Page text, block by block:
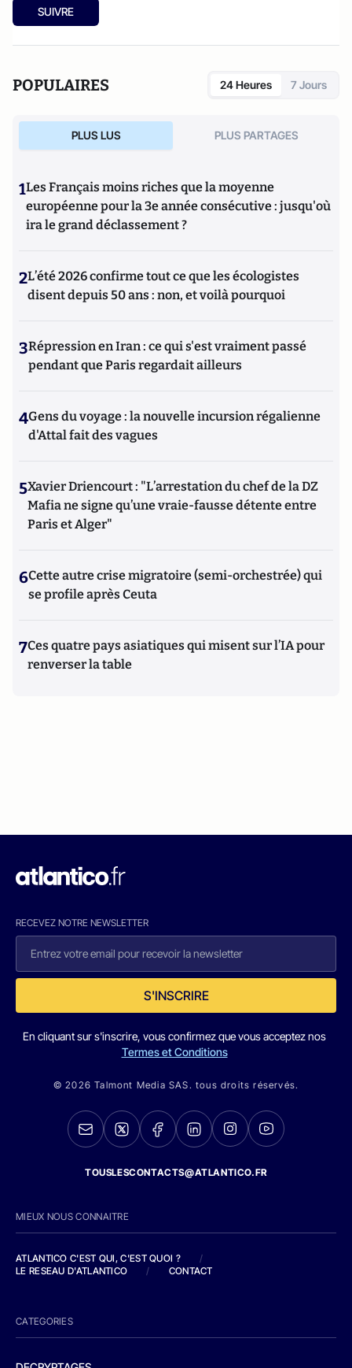
SUIVRE
POPULAIRES 24 Heures 7 Jours
PLUS LUS PLUS PARTAGES
1Les Français moins riches que la moyenne
européenne pour la 3e année consécutive : jusqu'où
ira le grand déclassement ?
2L’été 2026 confirme tout ce que les écologistes
disent depuis 50 ans : non, et voilà pourquoi
3Répression en Iran : ce qui s'est vraiment passé
pendant que Paris regardait ailleurs
4Gens du voyage : la nouvelle incursion régalienne
d'Attal fait des vagues
5Xavier Driencourt : "L’arrestation du chef de la DZ
Mafia ne signe qu’une vraie-fausse détente entre
Paris et Alger"
6Cette autre crise migratoire (semi-orchestrée) qui
se profile après Ceuta
7Ces quatre pays asiatiques qui misent sur l’IA pour
renverser la table
RECEVEZ NOTRE NEWSLETTER
S'INSCRIRE
En cliquant sur s'inscrire, vous confirmez que vous acceptez nos
Termes et Conditions
© 2026 Talmont Media SAS. tous droits réservés.
TOUSLESCONTACTS@ATLANTICO.FR
MIEUX NOUS CONNAITRE
ATLANTICO C'EST QUI, C'EST QUOI ?
/
LE RESEAU D'ATLANTICO
/ CONTACT
CATEGORIES